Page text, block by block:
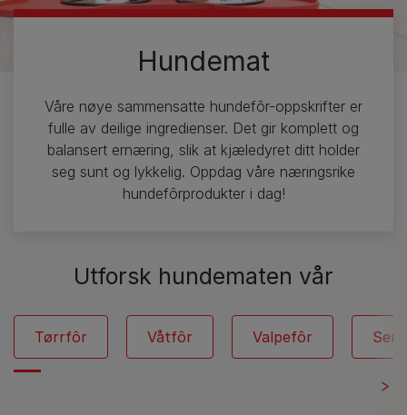
Hundemat
Våre nøye sammensatte hundefôr-oppskrifter er
fulle av deilige ingredienser. Det gir komplett og
balansert ernæring, slik at kjæledyret ditt holder
seg sunt og lykkelig. Oppdag våre næringsrike
hundefôrprodukter i dag!
Utforsk hundematen vår
Tørrfôr Våtfôr Valpefôr